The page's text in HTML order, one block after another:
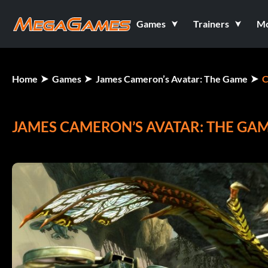
Games Trainers
Home Games James Cameron’s Avatar: The Game
JAMES CAMERON’S AVATAR: THE